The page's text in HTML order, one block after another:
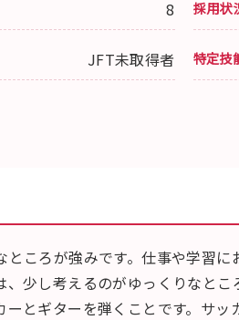
8 採用状
JFT未取得者 特定技
ころが強みです。仕事や学習
少し考えるのがゆっくりなと
とギターを弾くことです。サ